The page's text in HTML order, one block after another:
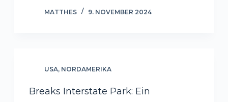
MATTHES 9. NOVEMBER 2024
USA, NORDAMERIKA
Breaks Interstate Park: Ein